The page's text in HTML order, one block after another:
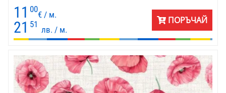
тишлайфери, калъфки за декоративни възглавници.
Комбинирайте с едноцветни ярки петна в червено и зелено, в
жълто. Цветовете са прекрасно съчетани с фигурите на
щампата. Комбинирайте смело с класическо обзавеждане от
11 00
€ / м.
21 51
лв. / м.
ПОРЪЧАЙ